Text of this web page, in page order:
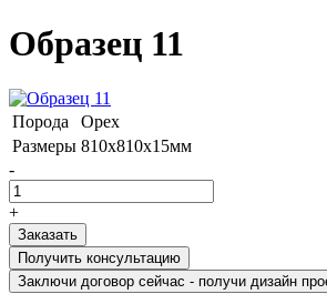
Образец 11
Порода
Орех
Размеры 810х810х15мм
-
+
Получить консультацию
Заключи договор сейчас - получи дизайн